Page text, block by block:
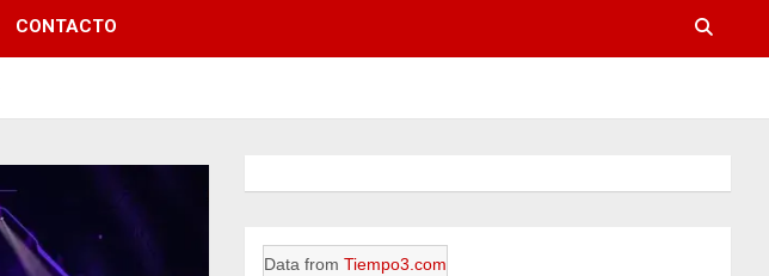
CONTACTO
Data fromTiempo3.com